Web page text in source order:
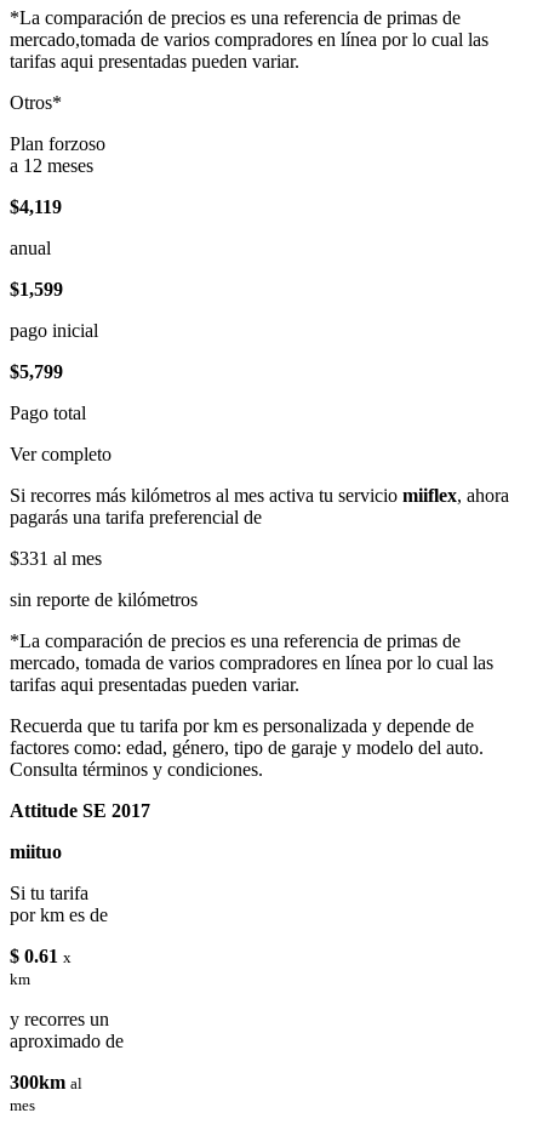
*La comparación de precios es una referencia de primas de
mercado,tomada de varios compradores en línea por lo cual las
tarifas aqui presentadas pueden variar.
Otros*
Plan forzoso
a 12 meses
$4,119
anual
$1,599
pago inicial
$5,799
Pago total
Ver completo
Si recorres más kilómetros al mes activa tu servicio miiflex, ahora
pagarás una tarifa preferencial de
$331 al mes
sin reporte de kilómetros
*La comparación de precios es una referencia de primas de
mercado, tomada de varios compradores en línea por lo cual las
tarifas aqui presentadas pueden variar.
Recuerda que tu tarifa por km es personalizada y depende de
factores como: edad, género, tipo de garaje y modelo del auto.
Consulta términos y condiciones.
Attitude SE 2017
miituo
Si tu tarifa
por km es de
$ 0.61 x
km
y recorres un
aproximado de
300km al
mes